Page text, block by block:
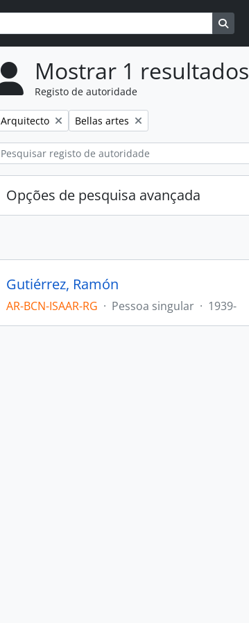
Mostrar 1 resultados
Registo de autoridade
Remover filtro:
Arquitecto Remover filtro:
Bellas artes
Opções de pesquisa avançada
Gutiérrez, Ramón
AR-BCN-ISAAR-RG · Pessoa singular · 1939-